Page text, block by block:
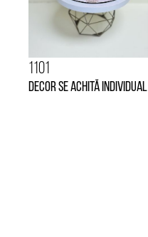
1101
Decor se achită individual